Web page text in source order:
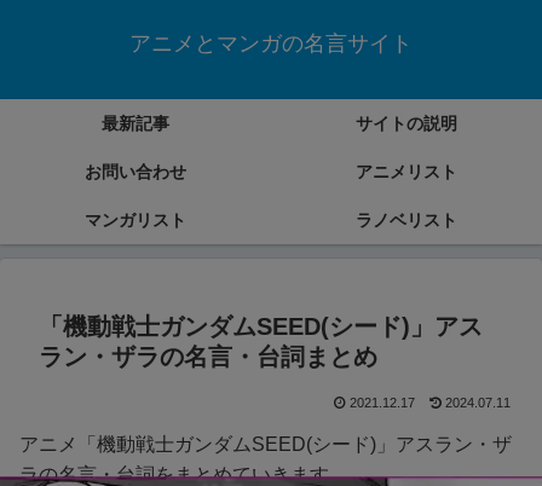
アニメとマンガの名言サイト
最新記事 サイトの説明
お問い合わせ アニメリスト
マンガリスト ラノベリスト
「機動戦士ガンダムSEED(シード)」アス
ラン・ザラの名言・台詞まとめ
2021.12.17 2024.07.11
アニメ「機動戦士ガンダムSEED(シード)」アスラン・ザ
ラの名言・台詞をまとめていきます。